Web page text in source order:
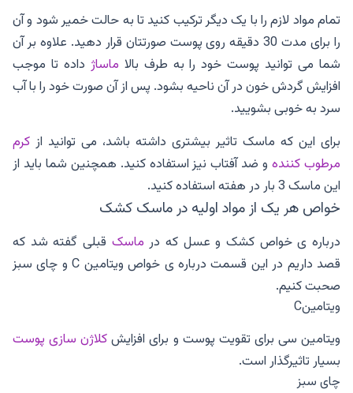
تمام مواد لازم را با یک دیگر ترکیب کنید تا به حالت خمیر شود و آن
را برای مدت 30 دقیقه روی پوست صورتتان قرار دهید. علاوه بر آن
شما می توانید پوست خود را به طرف بالا ماساژ داده تا موجب
افزایش گردش خون در آن ناحیه بشود. پس از آن صورت خود را با آب
سرد به خوبی بشویید.
برای این که ماسک تاثیر بیشتری داشته باشد، می توانید از کرم
مرطوب کنندهو ضد آفتاب نیز استفاده کنید. همچنین شما باید از
این ماسک 3 بار در هفته استفاده کنید.
خواص هر یک از مواد اولیه در ماسک کشک
درباره ی خواص کشک و عسل که در ماسک قبلی گفته شد که
قصد داریم در این قسمت درباره ی خواص ویتامین C و چای سبز
صحبت کنیم.
ویتامینC
ویتامین سی برای تقویت پوست و برای افزایشکلاژن سازی پوست
بسیار تاثیرگذار است.
چای سبز